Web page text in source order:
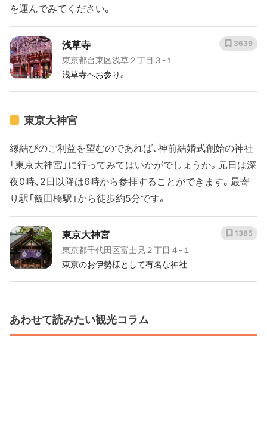
を運んでみてください。
浅草寺
東京都台東区浅草２丁目３-１
浅草寺へお参り。
3639
東京大神宮
縁結びのご利益を望むのであれば、神前結婚式創始の神社
「東京大神宮」に行ってみてはいかがでしょうか。元日は深
夜0時、2日以降は6時から参拝することができます。最寄
り駅「飯田橋駅」から徒歩約5分です。
東京大神宮
東京都千代田区富士見２丁目４-１
東京のお伊勢様として有名な神社
1385
あわせて読みたい観光コラム